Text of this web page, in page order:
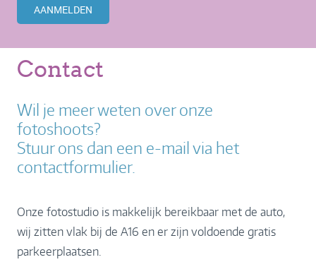
AANMELDEN
Contact
Wil je meer weten over onze
fotoshoots?
Stuur ons dan een e-mail via het
contactformulier.
Onze fotostudio is makkelijk bereikbaar met de auto,
wij zitten vlak bij de A16 en er zijn voldoende gratis
parkeerplaatsen.